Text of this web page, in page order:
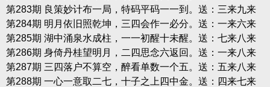
第283期 良策妙计布一局，特码平码一一到。送：三来九来
第284期 明月依旧照乾坤，三四会作一必分。送：一来六来
第285期 湖中涌泉水成柱，一一初醒十未醒。送：七来八来
第286期 身倚丹桂望明月，二四思念六返回。送：一来八来
第287期 三四落户不算空，醉看单数一个五。送：五来八来
第288期 一心一意取二七，十子之上四中金。送：四来七来